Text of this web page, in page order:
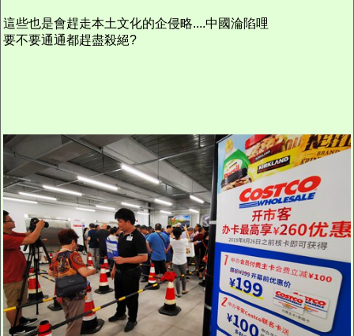
這些也是會趕走本土文化的企侵略....中國淪陷哩
要不要通通都趕盡殺絕?